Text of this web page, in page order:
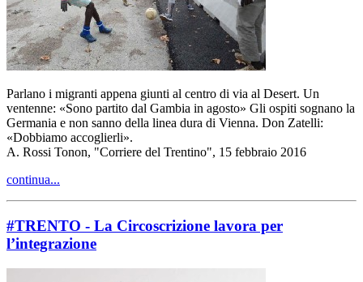
Parlano i migranti appena giunti al centro di via al Desert. Un
ventenne: «Sono partito dal Gambia in agosto» Gli ospiti sognano la
Germania e non sanno della linea dura di Vienna. Don Zatelli:
«Dobbiamo accoglierli».
A. Rossi Tonon, "Corriere del Trentino", 15 febbraio 2016
continua...
#TRENTO - La Circoscrizione lavora per
l’integrazione